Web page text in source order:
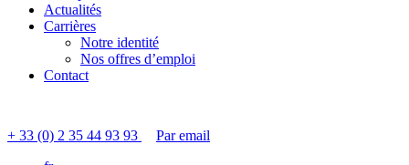
Actualités
Carrières
Notre identité
Nos offres d’emploi
Contact
+ 33 (0) 2 35 44 93 93
Par email